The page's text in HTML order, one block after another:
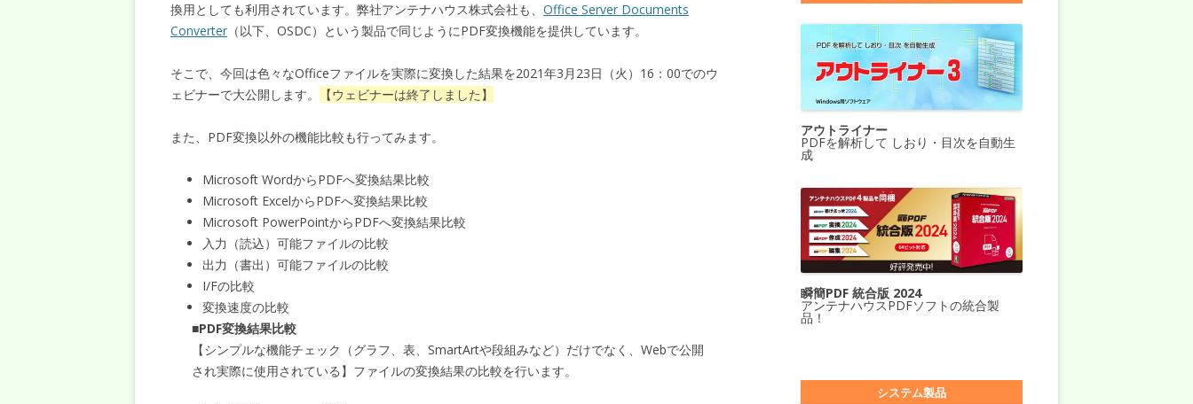
換用としても利用されています。弊社アンテナハウス株式会社も、 Office Server Documents
Converter （以下、OSDC）という製品で同じようにPDF変換機能を提供しています。
そこで、今回は色々なOfficeファイルを実際に変換した結果を2021年3月23日（火）16：00でのウ
ェビナーで大公開します。
【ウェビナーは終了しました】
また、PDF変換以外の機能比較も行ってみます。
Microsoft WordからPDFへ変換結果比較
Microsoft ExcelからPDFへ変換結果比較
Microsoft PowerPointからPDFへ変換結果比較
入力（読込）可能ファイルの比較
出力（書出）可能ファイルの比較
I/Fの比較
変換速度の比較
■PDF変換結果比較
【シンプルな機能チェック（グラフ、表、SmartArtや段組みなど）だけでなく、Webで公開
され実際に使用されている】ファイルの変換結果の比較を行います。
アウトライナー
PDFを解析して しおり・目次を自動生
成
瞬簡PDF 統合版 2024
アンテナハウスPDFソフトの統合製
品！
システム製品